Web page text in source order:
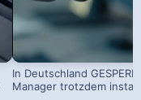
In Deutschland
Manager trotzdem